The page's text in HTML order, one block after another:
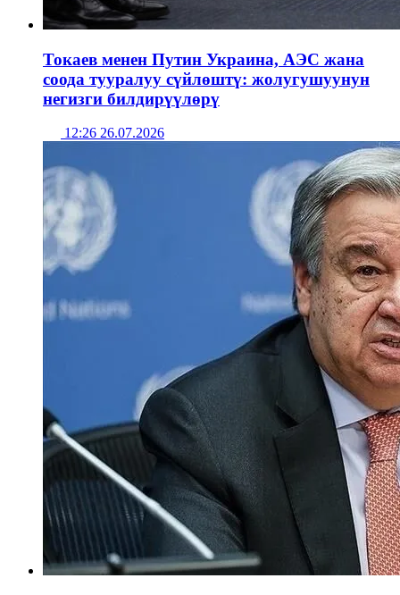
Токаев менен Путин Украина, АЭС жана
соода тууралуу сүйлөштү: жолугушуунун
негизги билдирүүлөрү
12:26 26.07.2026